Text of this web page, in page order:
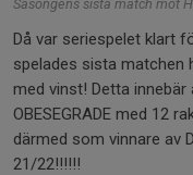
Säsongens sista match mot
Då var seriespelet klart
spelades sista matchen
med vinst! Detta
OBESEGRADE med 12
därmed som vinnare av
21/22!!!!!!